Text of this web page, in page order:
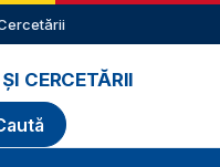
CERCETĂRII